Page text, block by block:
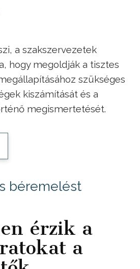
a szakszervezetek
hogy megoldják a tisztes
szükséges
kiszámítását és a
megismertetését.
béremelést
érzik a
a